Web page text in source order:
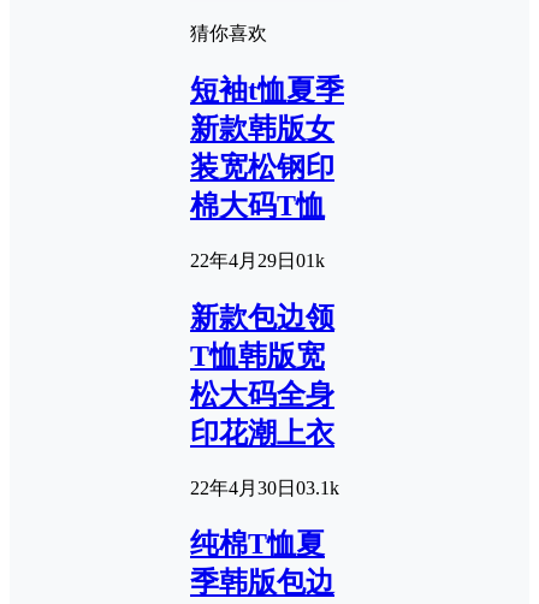
猜你喜欢
短袖t恤夏季
新款韩版女
装宽松钢印
棉大码T恤
22年4月29日 01k
新款包边领
T恤韩版宽
松大码全身
印花潮上衣
22年4月30日 03.1k
纯棉T恤夏
季韩版包边